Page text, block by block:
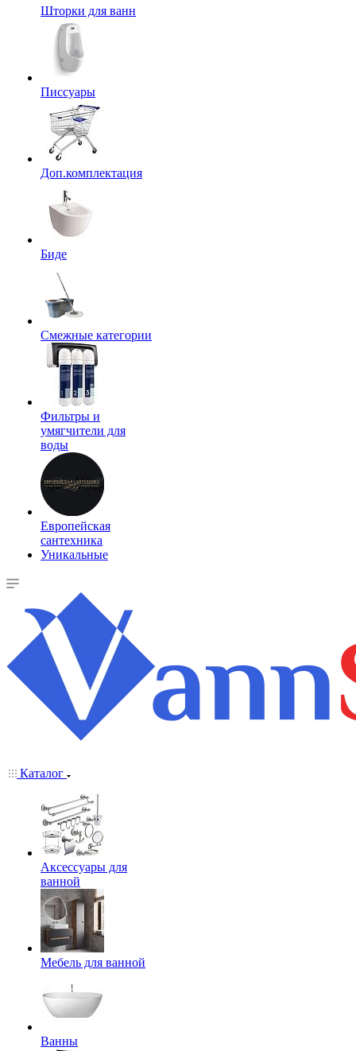
Шторки для ванн
Писсуары
Доп.комплектация
Биде
Смежные категории
Фильтры и
умягчители для
воды
Европейская
сантехника
Уникальные
Каталог
Аксессуары для
ванной
Мебель для ванной
Ванны